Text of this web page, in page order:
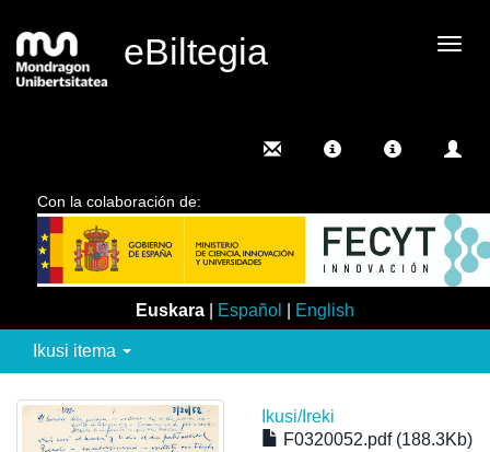
eBiltegia
Con la colaboración de:
Euskara Español English
Ikusi itema
Ikusi/Ireki
F0320052.pdf (188.3Kb)